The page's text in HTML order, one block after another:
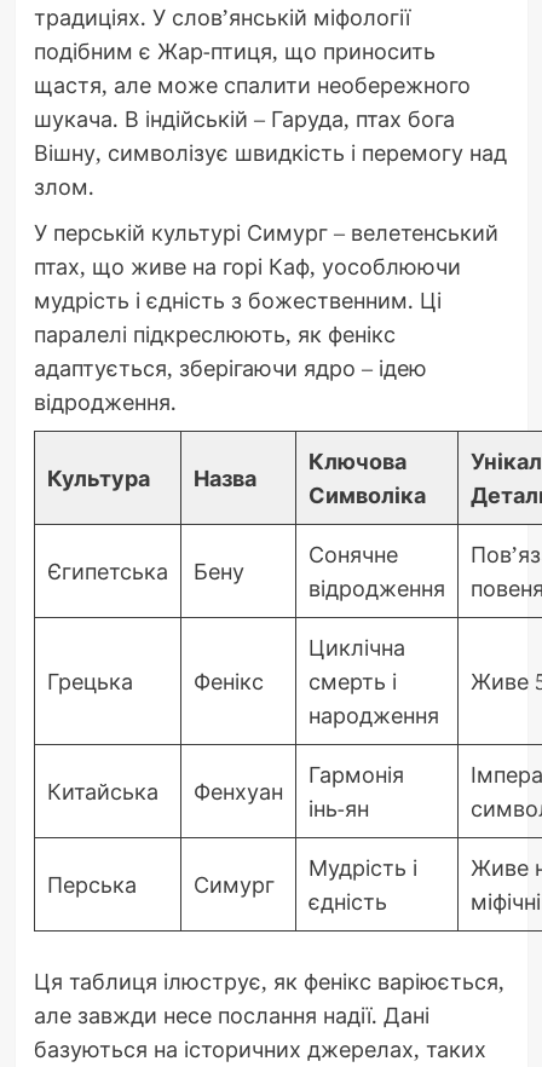
традиціях. У слов’янській міфології
подібним є Жар-птиця, що приносить
щастя, але може спалити необережного
шукача. В індійській – Гаруда, птах бога
Вішну, символізує швидкість і перемогу над
злом.
У перській культурі Симург – велетенський
птах, що живе на горі Каф, уособлюючи
мудрість і єдність з божественним. Ці
паралелі підкреслюють, як фенікс
адаптується, зберігаючи ядро – ідею
відродження.
Культура Назва
Ключова
Символіка
Єгипетська Бену
Сонячне
відродження
Грецька Фенікс
Циклічна
смерть і
народження
Живе
Китайська Фенхуан
Гармонія
інь-ян
Перська Симург
Мудрість і
єдність
Живе
Ця таблиця ілюструє, як фенікс варіюється,
але завжди несе послання надії. Дані
базуються на історичних джерелах, таких